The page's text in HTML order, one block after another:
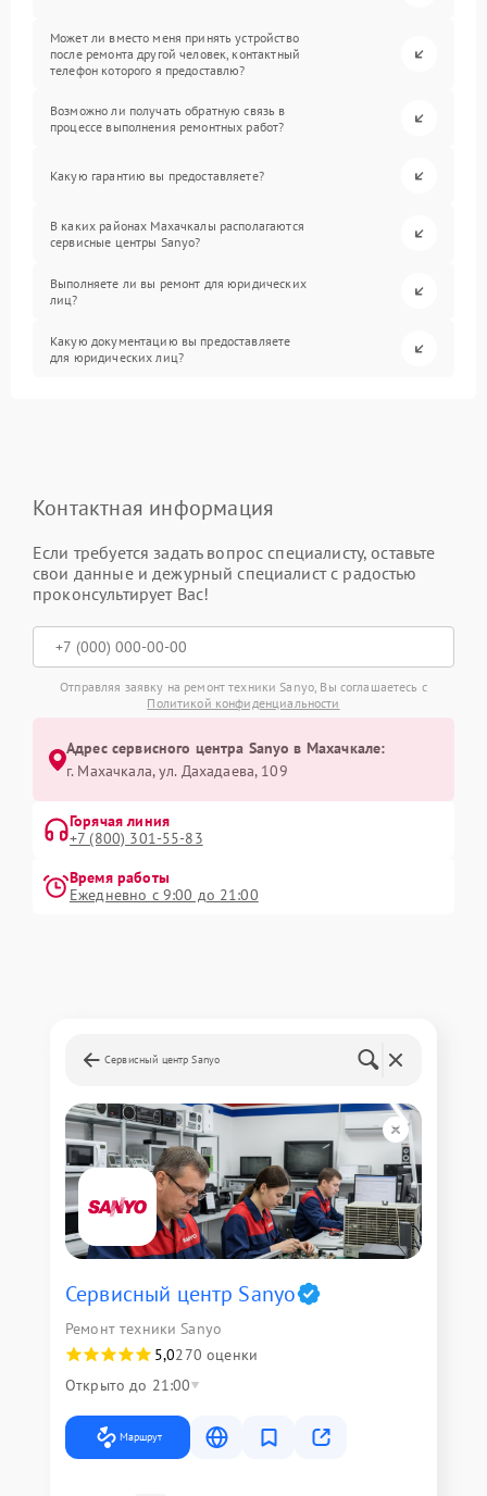
Может ли вместо меня принять устройство
после ремонта другой человек, контактный
телефон которого я предоставлю?
Возможно ли получать обратную связь в
процессе выполнения ремонтных работ?
Какую гарантию вы предоставляете?
В каких районах Махачкалы располагаются
сервисные центры Sanyo?
Выполняете ли вы ремонт для юридических
лиц?
Какую документацию вы предоставляете
для юридических лиц?
Контактная информация
Если требуется задать вопрос специалисту, оставьте
свои данные и дежурный специалист с радостью
проконсультирует Вас!
Отправляя заявку на ремонт техники Sanyo, Вы соглашаетесь с
Политикой конфиденциальности
Адрес сервисного центра Sanyo в Махачкале:
г. Махачкала, ул. Дахадаева, 109
Горячая линия
+7 (800) 301-55-83
Время работы
Ежедневно с 9:00 до 21:00
Сервисный центр Sanyo
Сервисный центр Sanyo
Ремонт техники Sanyo
5,0270 оценки
Открыто до 21:00
Маршрут